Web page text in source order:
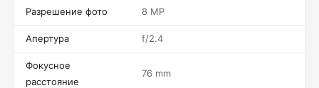
Разрешение фото 8 MP
Апертура f/2.4
Фокусное
расстояние
76 mm